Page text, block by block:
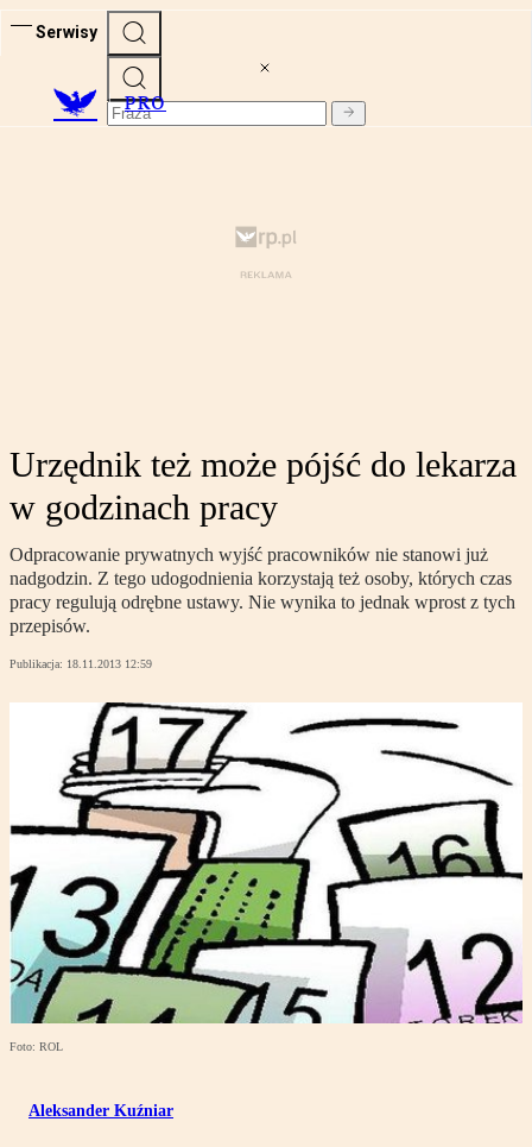
Serwisy
PRO
Urzędnik też może pójść do lekarza
w godzinach pracy
Odpracowanie prywatnych wyjść pracowników nie stanowi już
nadgodzin. Z tego udogodnienia korzystają też osoby, których czas
pracy regulują odrębne ustawy. Nie wynika to jednak wprost z tych
przepisów.
Publikacja: 18.11.2013 12:59
Foto: ROL
Aleksander Kuźniar